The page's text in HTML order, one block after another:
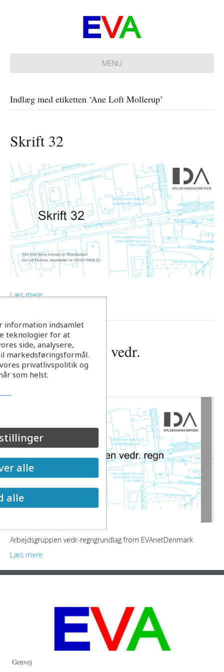
MENU
Indlæg med etiketten ‘Ane Loft Mollerup’
Skrift 32
Læs mere
Arbejdsgruppen vedr.
regngrundlag
Arbejdsgruppen vedr-regngrundlag from EVAnetDenmark
Læs mere
Genvej
information indsamlet
teknologier for at
side, analysere,
markedsføringsformål.
privatlivspolitik og
som helst.
alle
alle